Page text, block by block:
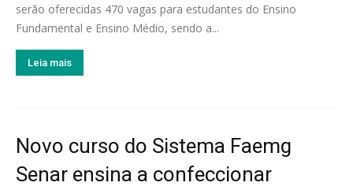
serão oferecidas 470 vagas para estudantes do Ensino
Fundamental e Ensino Médio, sendo a...
Leia mais
Novo curso do Sistema Faemg
Senar ensina a confeccionar